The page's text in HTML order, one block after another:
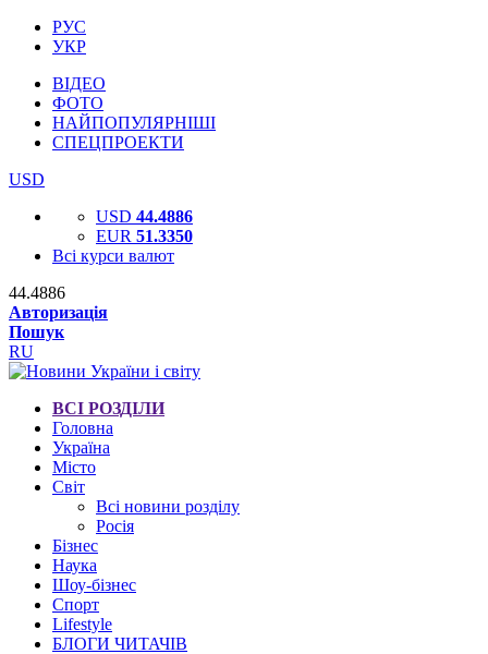
РУС
УКР
ВІДЕО
ФОТО
НАЙПОПУЛЯРНІШІ
СПЕЦПРОЕКТИ
USD
USD 44.4886
EUR 51.3350
Всі курси валют
44.4886
Авторизація
Пошук
RU
ВСІ РОЗДІЛИ
Головна
Україна
Місто
Світ
Всі новини розділу
Росія
Бізнес
Наука
Шоу-бізнес
Спорт
Lifestyle
БЛОГИ ЧИТАЧІВ